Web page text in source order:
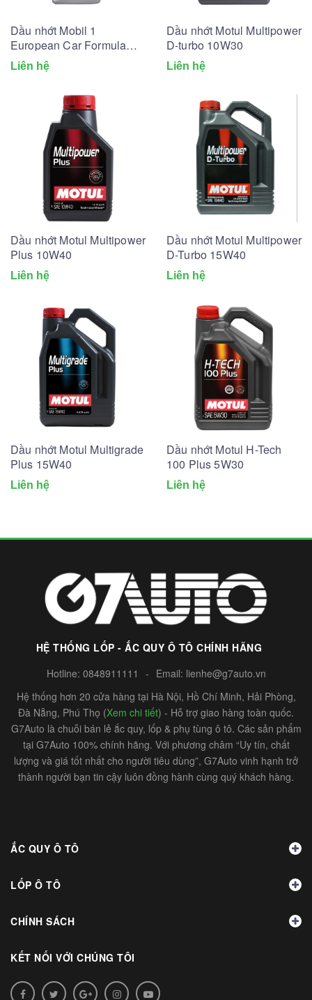
Dầu nhớt Mobil 1
European Car Formula
0W-40
Liên hệ
Dầu nhớt Motul Multipower
D-turbo 10W30
Liên hệ
Dầu nhớt Motul Multipower
Plus 10W40
Liên hệ
Dầu nhớt Motul Multipower
D-Turbo 15W40
Liên hệ
Dầu nhớt Motul Multigrade
Plus 15W40
Liên hệ
Dầu nhớt Motul H-Tech
100 Plus 5W30
Liên hệ
HỆ THỐNG LỐP - ẮC QUY Ô TÔ CHÍNH HÃNG
Hotline: 0848911111 - Email: lienhe@g7auto.vn
Hệ thống hơn 20 cửa hàng tại Hà Nội, Hồ Chí Minh, Hải Phòng,
Đà Nẵng, Phú Thọ (Xem chi tiết) - Hỗ trợ giao hàng toàn quốc.
G7Auto là chuỗi bán lẻ ắc quy, lốp & phụ tùng ô tô. Các sản phẩm
tại G7Auto 100% chính hãng. Với phương châm “Uy tín, chất
lượng và giá tốt nhất cho người tiêu dùng”, G7Auto vinh hạnh trở
thành người bạn tin cậy luôn đồng hành cùng quý khách hàng.
ẮC QUY Ô TÔ
LỐP Ô TÔ
CHÍNH SÁCH
KẾT NỐI VỚI CHÚNG TÔI